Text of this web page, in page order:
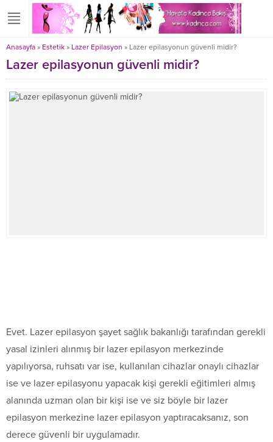
Anasayfa » Estetik » Lazer Epilasyon » Lazer epilasyonun güvenli midir?
Lazer epilasyonun güvenli midir?
Evet. Lazer epilasyon şayet sağlık bakanlığı tarafından gerekli
yasal izinleri alınmış bir lazer epilasyon merkezinde
yapılıyorsa, ruhsatı var ise, kullanılan cihazlar onaylı cihazlar
ise ve lazer epilasyonu yapacak kişi gerekli eğitimleri almış
alanında uzman olan bir kişi ise ve siz böyle bir lazer
epilasyon merkezine lazer epilasyon yaptıracaksanız, son
derece güvenli bir uygulamadır.